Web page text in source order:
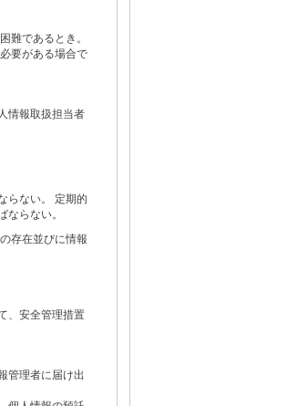
難であるとき。
要がある場合で
情報取扱担当者
らない。 定期的
らない。
存在並びに情報
、安全管理措置
管理者に届け出